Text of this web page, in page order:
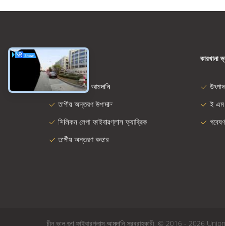
ধরন
ফাইবারগ্লাস আমদানি
তাপীয় অন্তরণ উপাদান
সিলিকন লেপা ফাইবারগ্লাস ফ্যাব্রিক
তাপীয় অন্তরণ কভার
কারখানা
ই এম
চীন ভাল গুণ ফাইবারগ্লাস আমদানি সরবরাহকারী. © 2016 - 2026